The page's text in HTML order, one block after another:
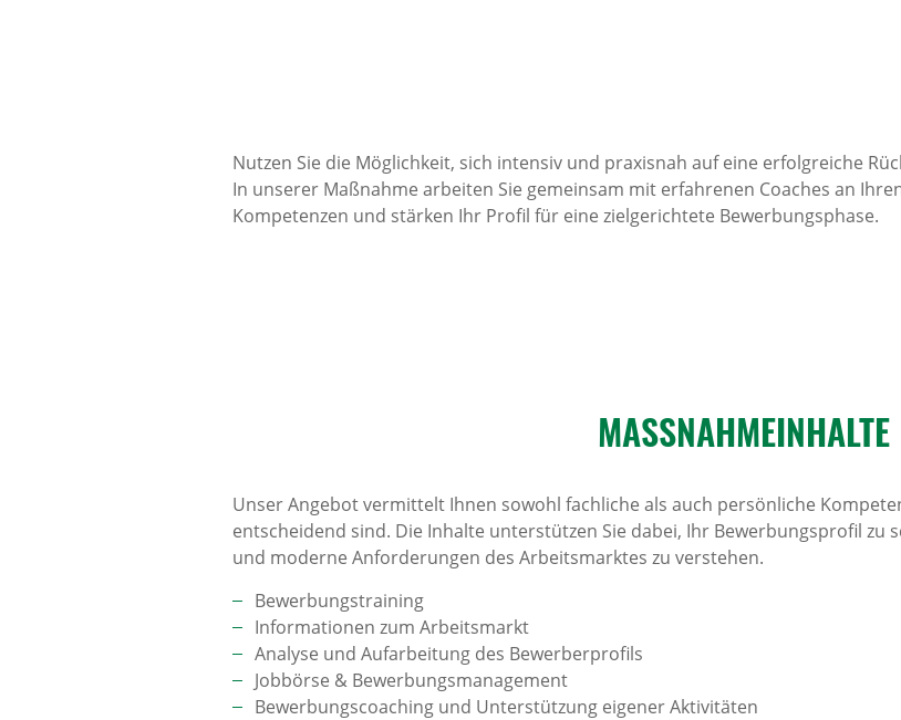
Nutzen Sie die Möglichkeit, sich intensiv und praxisnah auf eine erfolgreiche
In unserer Maßnahme arbeiten Sie gemeinsam mit erfahrenen Coaches an
Kompetenzen und stärken Ihr Profil für eine zielgerichtete Bewerbungsphase.
MASSNAH­ME­INHALTE
Unser Angebot vermittelt Ihnen sowohl fachliche als auch persönliche
entscheidend sind. Die Inhalte unterstützen Sie dabei, Ihr Bewerbungsprofil zu
und moderne Anforderungen des Arbeitsmarktes zu verstehen.
Bewerbungstraining
Informationen zum Arbeitsmarkt
Analyse und Aufarbeitung des Bewerberprofils
Jobbörse & Bewerbungsmanagement
Bewerbungscoaching und Unterstützung eigener Aktivitäten